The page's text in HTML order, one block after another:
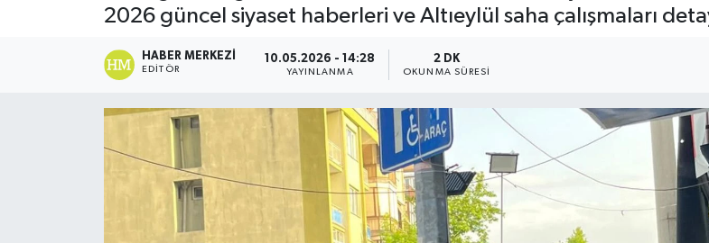
2026 güncel siyaset haberleri ve Altıeylül saha çalışmaları
HABER MERKEZI
EDITÖR
10.05.2026 - 14:28
YAYINLANMA
2 DK
OKUNMA SÜRESI
Dursunbey